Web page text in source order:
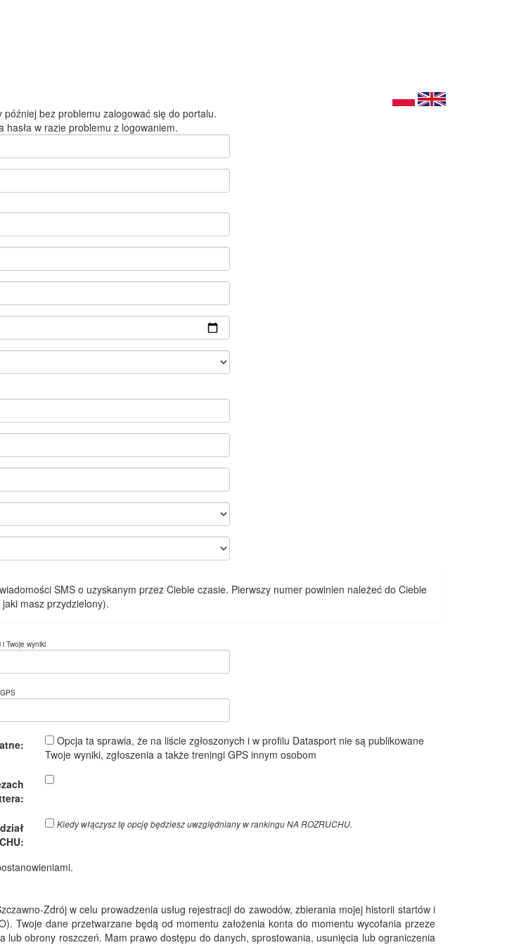
bez problemu zalogować się do portalu.
w razie problemu z logowaniem.
SMS o uzyskanym przez Ciebie czasie. Pierwszy numer powinien należeć do Ciebie
masz przydzielony).
Twoje wyniki
Opcja ta sprawia, że na liście zgłoszonych i w profilu Datasport nie są publikowane
Twoje wyniki, zgłoszenia a także treningi GPS innym osobom
Kiedy włączysz tę opcję będziesz uwzględniany w rankingu NA ROZRUCHU.
Zdrój w celu prowadzenia usług rejestracji do zawodów, zbierania mojej historii startów i
Twoje dane przetwarzane będą od momentu założenia konta do momentu wycofania przeze
obrony roszczeń. Mam prawo dostępu do danych, sprostowania, usunięcia lub ograniczenia